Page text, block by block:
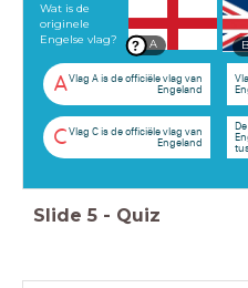
Wat is de
originele
Engelse vlag?
A B
AVlag A is de officiële vlag van
Engeland
CVlag C is de officiële vlag van
Engeland
Slide 5 - Quiz